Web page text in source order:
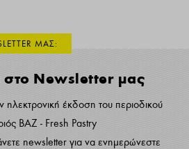
ΜΑΣ:
στο Newsletter μας
έκδοση του περιοδικού
ΒΑΖ - Fresh Pastry
newsletter για να ενημερώνεστε